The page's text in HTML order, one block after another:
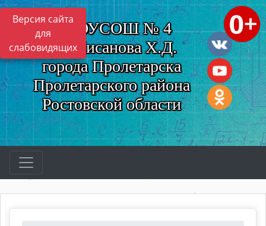
Версия сайта
для
слабовидящих
МБОУСОШ № 4
им. Нисанова Х.Д.
города Пролетарска
Пролетарского района
Ростовской области